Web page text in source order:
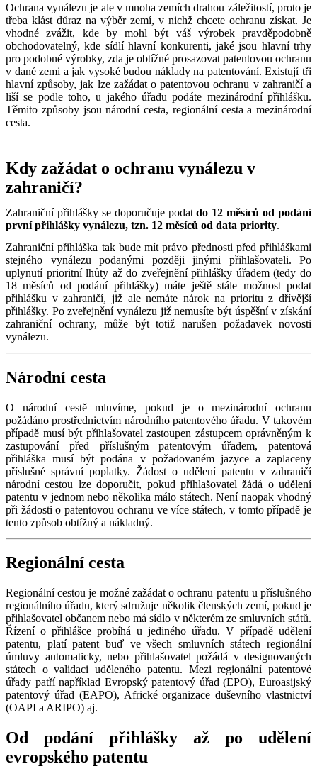
Ochrana vynálezu je ale v mnoha zemích drahou záležitostí, proto je
třeba klást důraz na výběr zemí, v nichž chcete ochranu získat. Je
vhodné zvážit, kde by mohl být váš výrobek pravděpodobně
obchodovatelný, kde sídlí hlavní konkurenti, jaké jsou hlavní trhy
pro podobné výrobky, zda je obtížné prosazovat patentovou ochranu
v dané zemi a jak vysoké budou náklady na patentování. Existují tři
hlavní způsoby, jak lze zažádat o patentovou ochranu v zahraničí a
liší se podle toho, u jakého úřadu podáte mezinárodní přihlášku.
Těmito způsoby jsou národní cesta, regionální cesta a mezinárodní
cesta.
Kdy zažádat o ochranu vynálezu v
zahraničí?
Zahraniční přihlášky se doporučuje podatdo 12 měsíců od podání
první přihlášky vynálezu, tzn. 12 měsíců od data priority.
Zahraniční přihláška tak bude mít právo přednosti před přihláškami
stejného vynálezu podanými později jinými přihlašovateli. Po
uplynutí prioritní lhůty až do zveřejnění přihlášky úřadem (tedy do
18 měsíců od podání přihlášky) máte ještě stále možnost podat
přihlášku v zahraničí, již ale nemáte nárok na prioritu z dřívější
přihlášky. Po zveřejnění vynálezu již nemusíte být úspěšní v získání
zahraniční ochrany, může být totiž narušen požadavek novosti
vynálezu.
Národní cesta
O národní cestě mluvíme, pokud je o mezinárodní ochranu
požádáno prostřednictvím národního patentového úřadu. V takovém
případě musí být přihlašovatel zastoupen zástupcem oprávněným k
zastupování před příslušným patentovým úřadem, patentová
přihláška musí být podána v požadovaném jazyce a zaplaceny
příslušné správní poplatky. Žádost o udělení patentu v zahraničí
národní cestou lze doporučit, pokud přihlašovatel žádá o udělení
patentu v jednom nebo několika málo státech. Není naopak vhodný
při žádosti o patentovou ochranu ve více státech, v tomto případě je
tento způsob obtížný a nákladný.
Regionální cesta
Regionální cestou je možné zažádat o ochranu patentu u příslušného
regionálního úřadu, který sdružuje několik členských zemí, pokud je
přihlašovatel občanem nebo má sídlo v některém ze smluvních států.
Řízení o přihlášce probíhá u jediného úřadu. V případě udělení
patentu, platí patent buď ve všech smluvních státech regionální
úmluvy automaticky, nebo přihlašovatel požádá v designovaných
státech o validaci uděleného patentu. Mezi regionální patentové
úřady patří například Evropský patentový úřad (EPO), Euroasijský
patentový úřad (EAPO), Africké organizace duševního vlastnictví
(OAPI a ARIPO) aj.
Od podání přihlášky až po udělení
evropského patentu